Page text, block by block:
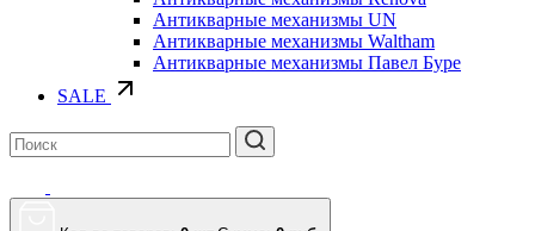
Антикварные механизмы UN
Антикварные механизмы Waltham
Антикварные механизмы Павел Буре
SALE